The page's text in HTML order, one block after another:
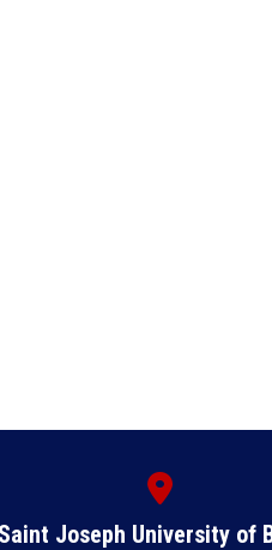
Saint Joseph University of